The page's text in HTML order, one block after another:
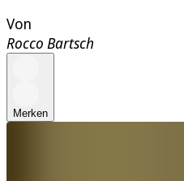
Von
Rocco Bartsch
Merken